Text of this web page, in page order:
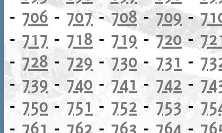
- 706 - 707-708-709-
-717 - 718 - 719-720-
- 728 -729 - 730 - 731 -
-739-740 - 741 - 742 -
- 750 - 751 - 752 - 753 -
- 761 - 762 - 763 - 764 -